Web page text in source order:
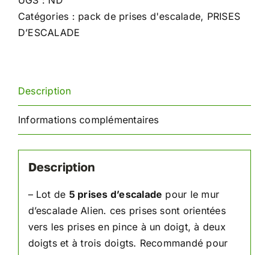
Alien
Catégories : pack de prises d'escalade, PRISES
D’ESCALADE
Description
Informations complémentaires
Description
– Lot de 5 prises d’escalade pour le mur
d’escalade Alien. ces prises sont orientées
vers les prises en pince à un doigt, à deux
doigts et à trois doigts. Recommandé pour